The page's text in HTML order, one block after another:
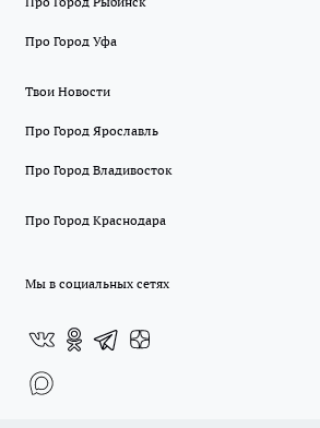
Про Город Уфа
Твои Новости
Про Город Ярославль
Про Город Владивосток
Про Город Краснодара
Мы в социальных сетях